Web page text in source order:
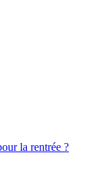
la rentrée ?